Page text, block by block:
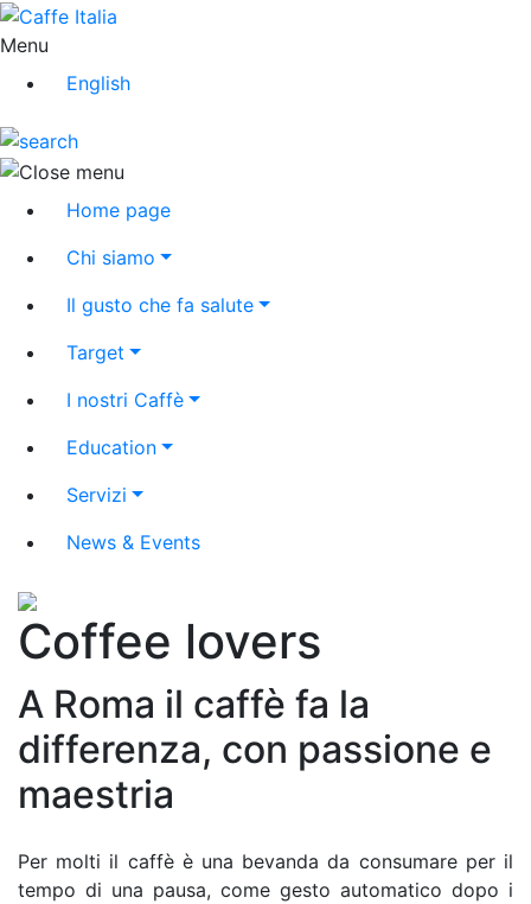
Menu
English
Home page
Chi siamo
Il gusto che fa salute
Target
I nostri Caffè
Education
Servizi
News & Events
Coffee lovers
A Roma il caffè fa la
differenza, con passione e
maestria
Per molti il caffè è una bevanda da consumare per il
tempo di una pausa, come gesto automatico dopo i